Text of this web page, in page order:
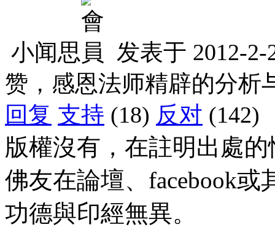
小闻思 发表于 2012-2-
赞，感恩法师精辟的分析
回复 支持 (18) 反对 (142)
版權沒有，在註明出處
佛友在論壇、facebook
功德與印經無異。